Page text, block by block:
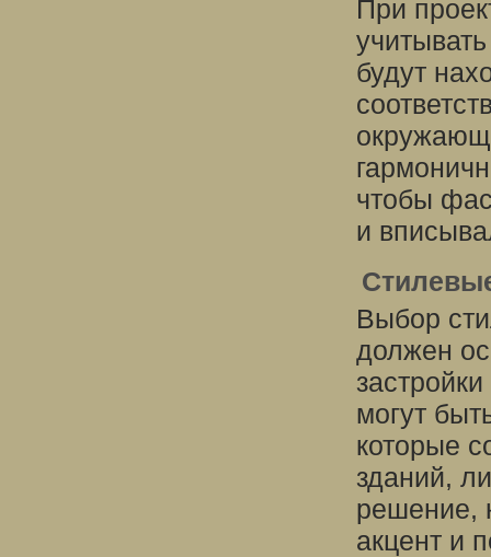
При
будут
чтобы
и
Выбор
должен
могут
которые
зданий,
решение,
акцент и